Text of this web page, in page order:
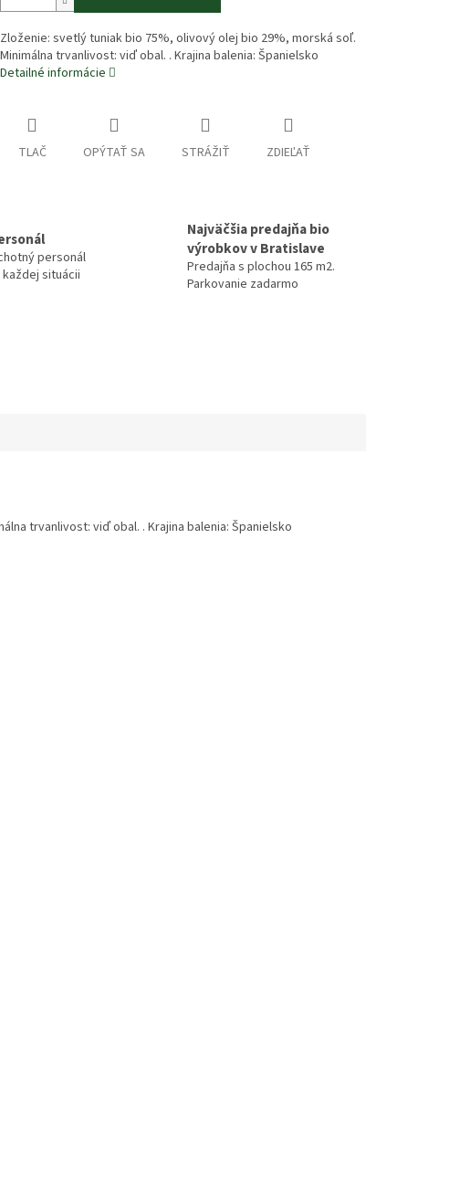
Zloženie: svetlý tuniak bio 75%, olivový olej bio 29%, morská soľ.
Minimálna trvanlivost: viď obal. . Krajina balenia: Španielsko
Detailné informácie
TLAČ OPÝTAŤ SA STRÁŽIŤ ZDIEĽAŤ
personál
situácii
Najväčšia predajňa bio
výrobkov v Bratislave
Predajňa s plochou 165 m2.
Parkovanie zadarmo
trvanlivost: viď obal. . Krajina balenia: Španielsko